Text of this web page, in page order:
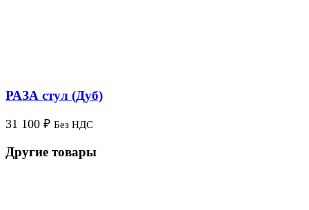
РАЗА стул (Дуб)
31 100 ₽ Без НДС
Другие товары